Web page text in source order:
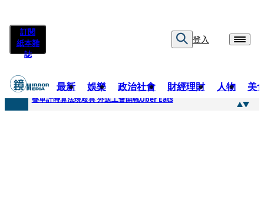
訂閱
紙本雜
誌
登入
最新 娛樂 政治社會 財經理財 人物 美
快訊
疊單計時算法現歧異 外送工會開戰Uber Eats